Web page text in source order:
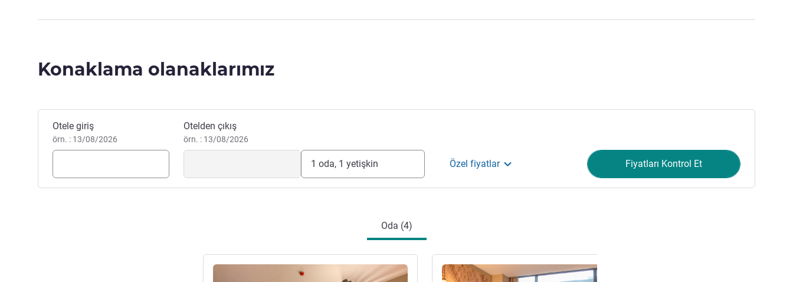
Konaklama olanaklarımız
Bu otelde rezervasyon yaptırın
Otele giriş
örn. : 13/08/2026
Otelden çıkış
örn. : 13/08/2026
1 oda, 1 yetişkin Özel fiyatlar Fiyatları Kontrol Et
Oda (4)
Ayrıntıları göster Ayrıntıları göster